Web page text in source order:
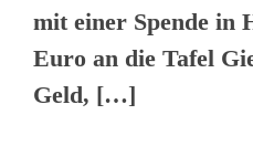
mit einer Spende in
Euro an die Tafel
Geld, […]